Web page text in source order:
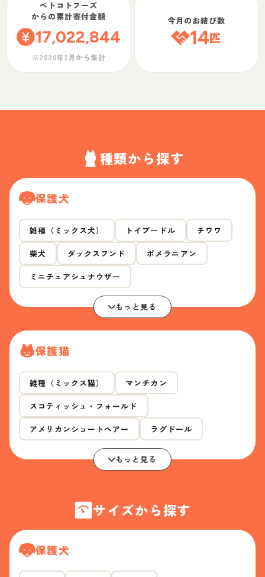
ペトコトフーズ
からの累計寄付金額
17,022,844
※2020年2月から集計
今月のお結び数
14匹
種類から探す
保護犬
雑種（ミックス犬） トイプードル チワワ
柴犬 ダックスフンド ポメラニアン
ミニチュアシュナウザー
もっと見る
保護猫
雑種（ミックス猫） マンチカン
スコティッシュ・フォールド
アメリカンショートヘアー ラグドール
もっと見る
サイズから探す
保護犬